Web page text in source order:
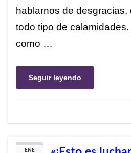
hablarnos de desgracias,
todo tipo de
como …
Seguir leyendo
ENE